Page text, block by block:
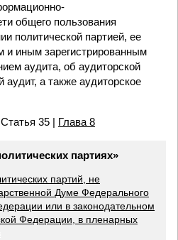
общего пользования
политической партией, ее
и иным зарегистрированным
аудита, об аудиторской
аудит, а также аудиторское
35 | Глава 8
партиях»
партий, не
Думе Федерального
или в законодательном
Федерации, в пленарных